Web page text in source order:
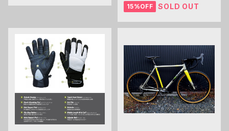
15%OFF SOLD OUT